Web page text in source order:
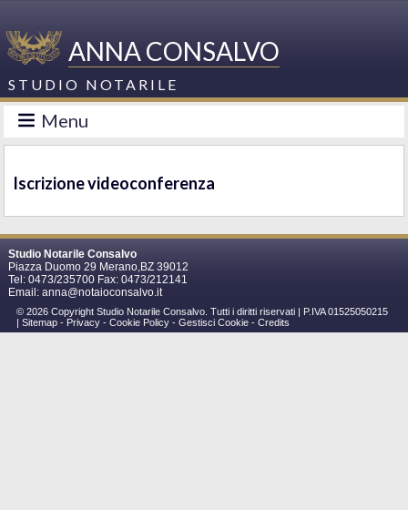
ANNA CONSALVO
STUDIO NOTARILE
Menu
Iscrizione videoconferenza
Studio Notarile Consalvo
Piazza Duomo 29 Merano,BZ 39012
Tel: 0473/235700 Fax: 0473/212141
Email: anna@notaioconsalvo.it
© 2026 Copyright Studio Notarile Consalvo. Tutti i diritti riservati | P.IVA 01525050215
| Sitemap- Privacy- Cookie Policy- Gestisci Cookie- Credits